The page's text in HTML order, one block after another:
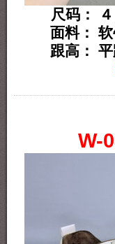
尺码：
面料：
跟高：
W-